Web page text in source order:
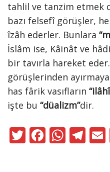
tahlil ve tanzim etmek
bazı felsefî görüşler,
îzâh ederler. Bunlara
İslâm ise, Kâinât ve
bir tavırla hareket eder.
görüşlerinden
has fârik vasıfların
işte bu “düalizm”dir.
T F W T